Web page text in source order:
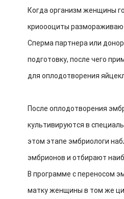
Когда организм женщины
криоооциты
Сперма партнера или
подготовку, после чего
для оплодотворения
После оплодотворения
культивируются в
этом этапе эмбриологи
эмбрионов и отбирают
В программе с переносом
матку женщины в том же